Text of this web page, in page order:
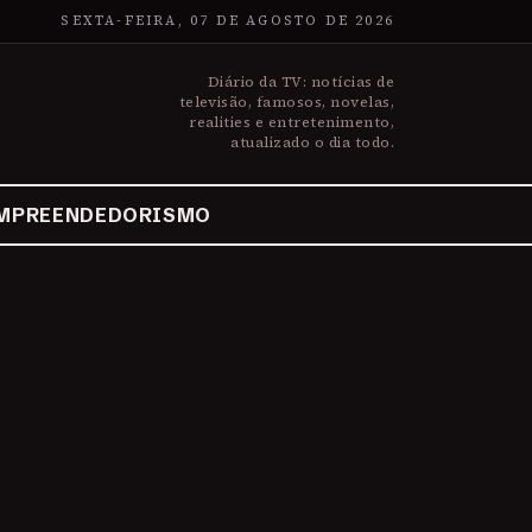
SEXTA-FEIRA, 07 DE AGOSTO DE 2026
Diário da TV: notícias de
televisão, famosos, novelas,
realities e entretenimento,
atualizado o dia todo.